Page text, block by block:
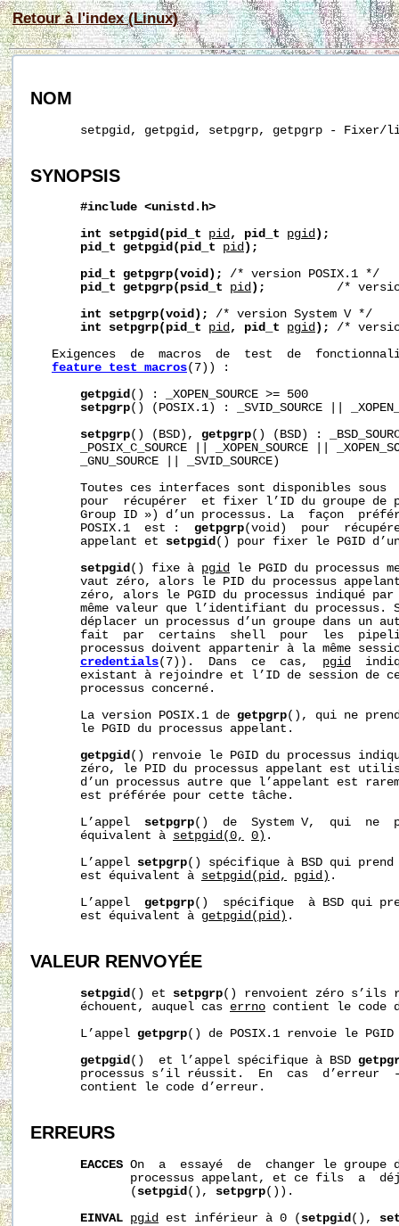
Retour à l'index (Linux)
NOM
setpgid, getpgid, setpgrp, getpgrp - Fixer/
SYNOPSIS
#include <unistd.h>
int
setpgid(pid_t pid, pid_t pgid );
pid_t getpgid(pid_t pid );
pid_t getpgrp(void);
/* version POSIX.1 */
pid_t getpgrp(psid_t pid );
/*
int
setpgrp(void);
/* version System V */
int
setpgrp(pid_t pid, pid_t pgid );
/*
Exigences  de  macros  de  test  de
feature_test_macros(7)) :
getpgid() : _XOPEN_SOURCE >= 500
setpgrp() (POSIX.1) : _SVID_SOURCE ||
setpgrp() (BSD), getpgrp() (BSD) :
_POSIX_C_SOURCE || _XOPEN_SOURCE ||
       _GNU_SOURCE || _SVID_SOURCE)
Toutes ces interfaces sont disponibles sous
pour  récupérer  et fixer l’ID du groupe de
Group ID ») d’un processus. La  façon
       POSIX.1  est :
getpgrp(void)  pour
       appelant et
setpgid() pour fixer le PGID
setpgid() fixe à pgid le PGID du processus
vaut zéro, alors le PID du processus
zéro, alors le PGID du processus indiqué
même valeur que l’identifiant du processus.
déplacer un processus d’un groupe dans un
fait  par  certains  shell  pour  les
processus doivent appartenir à la même
credentials(7)).  Dans  ce  cas, pgid
existant à rejoindre et l’ID de session de
       processus concerné.
       La version POSIX.1 de
getpgrp(), qui ne
       le PGID du processus appelant.
getpgid() renvoie le PGID du processus
zéro, le PID du processus appelant est
d’un processus autre que l’appelant est
       est préférée pour cette tâche.
       L’appel
setpgrp()  de  System V,  qui  ne
       équivalent à
setpgid(0, 0) .
       L’appel
setpgrp() spécifique à BSD qui prend
       est équivalent à
setpgid(pid, pgid) .
       L’appel
getpgrp()  spécifique  à BSD qui
       est équivalent à
getpgid(pid) .
VALEUR RENVOYÉE
setpgid () et setpgrp() renvoient zéro s’ils
       échouent, auquel cas
errno contient le code
       L’appel
getpgrp() de POSIX.1 renvoie le
getpgid ()  et l’appel spécifique à BSD
processus s’il réussit.  En  cas  d’erreur
       contient le code d’erreur.
ERREURS
EACCES On  a  essayé  de  changer le groupe
processus appelant, et ce fils  a
              (
setpgid (), setpgrp()).
EINVAL pgid est inférieur à 0 ( setpgid (),